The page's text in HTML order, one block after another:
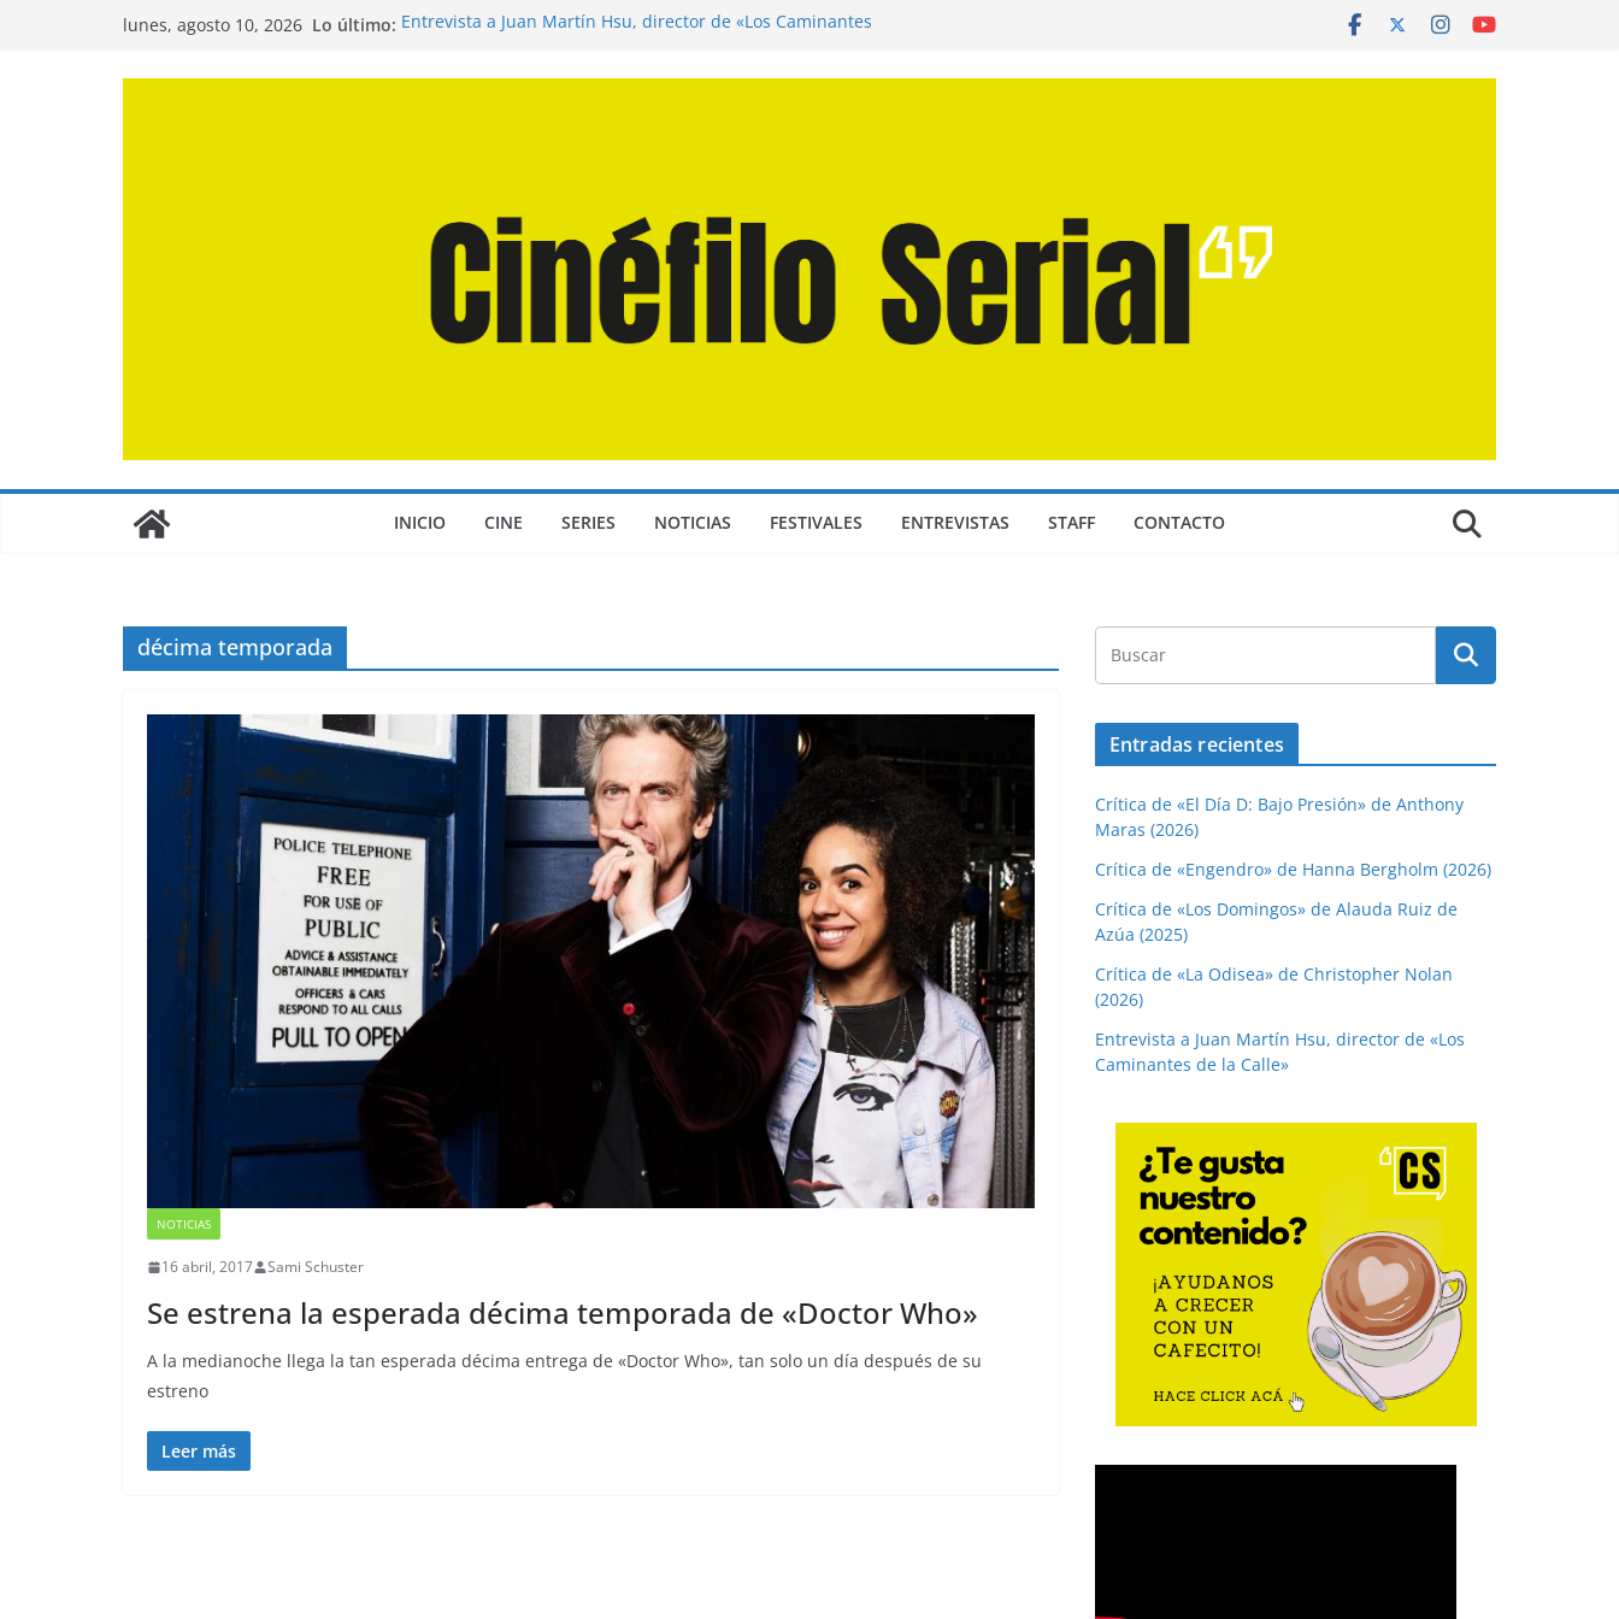
lunes, agosto 10, 2026 Lo último: Entrevista a Juan Martín Hsu, director de «Los Caminantes
INICIO CINE SERIES NOTICIAS FESTIVALES ENTREVISTAS STAFF CONTACTO
décima temporada
NOTICIAS
16 abril, 2017 Sami Schuster
Se estrena la esperada décima temporada de «Doctor Who»
A la medianoche llega la tan esperada décima entrega de «Doctor Who», tan solo un día después de su
estreno
Leer más
Entradas recientes
Crítica de «El Día D: Bajo Presión» de Anthony
Maras (2026)
Crítica de «Engendro» de Hanna Bergholm (2026)
Crítica de «Los Domingos» de Alauda Ruiz de
Azúa (2025)
Crítica de «La Odisea» de Christopher Nolan
(2026)
Entrevista a Juan Martín Hsu, director de «Los
Caminantes de la Calle»